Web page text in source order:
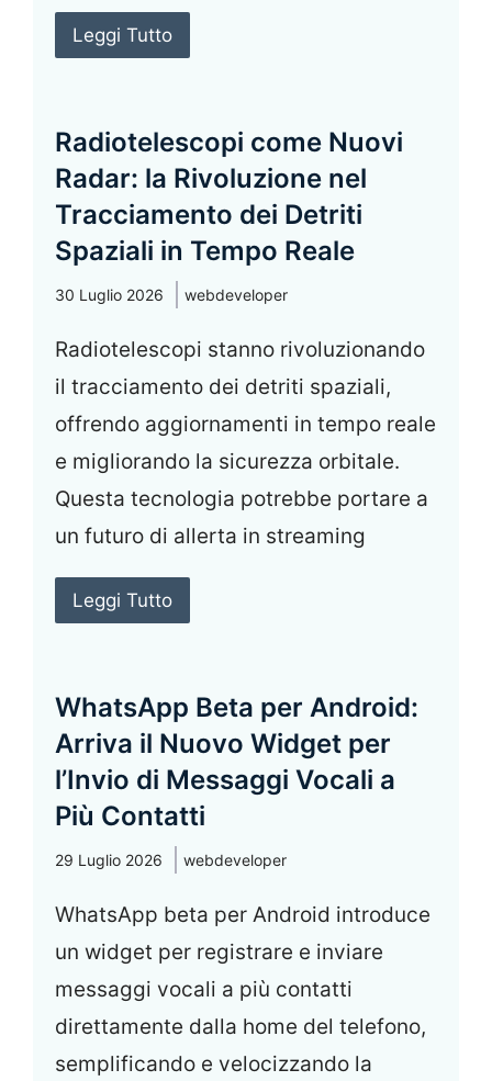
Leggi Tutto
Radiotelescopi come Nuovi
Radar: la Rivoluzione nel
Tracciamento dei Detriti
Spaziali in Tempo Reale
30 Luglio 2026 webdeveloper
Radiotelescopi stanno rivoluzionando
il tracciamento dei detriti spaziali,
offrendo aggiornamenti in tempo reale
e migliorando la sicurezza orbitale.
Questa tecnologia potrebbe portare a
un futuro di allerta in streaming
Leggi Tutto
WhatsApp Beta per Android:
Arriva il Nuovo Widget per
l’Invio di Messaggi Vocali a
Più Contatti
29 Luglio 2026 webdeveloper
WhatsApp beta per Android introduce
un widget per registrare e inviare
messaggi vocali a più contatti
direttamente dalla home del telefono,
semplificando e velocizzando la